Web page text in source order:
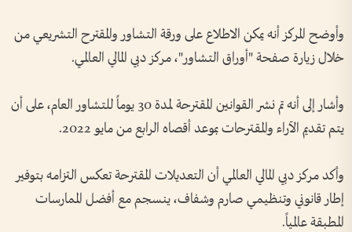
وأوضح المركز أنه يمكن الاطلاع على ورقة التشاور والمقترح التشريعي من
خلال زيارة صفحة "أوراق التشاور"، مركز دبي المالي العالمي.
وأشار إلى أنه تم نشر القوانين المقترحة لمدة 30 يوماً للتشاور العام، على أن
يتم تقديم الآراء والمقترحات بموعد أقصاه الرابع من مايو 2022.
وأكد مركز دبي المالي العالمي أن التعديلات المقترحة تعكس التزامه بتوفير
إطار قانوني وتنظيمي صارم وشفاف، ينسجم مع أفضل الممارسات
المطبقة عالمياً.